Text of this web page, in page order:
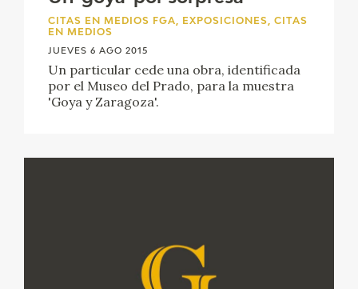
RECURSOS EDUCATIVOS
FICHAS ARASAAC
CITAS EN MEDIOS FGA, EXPOSICIONES, CITAS
EN MEDIOS
JUEVES 6 AGO 2015
Un particular cede una obra, identificada
por el Museo del Prado, para la muestra
'Goya y Zaragoza'.